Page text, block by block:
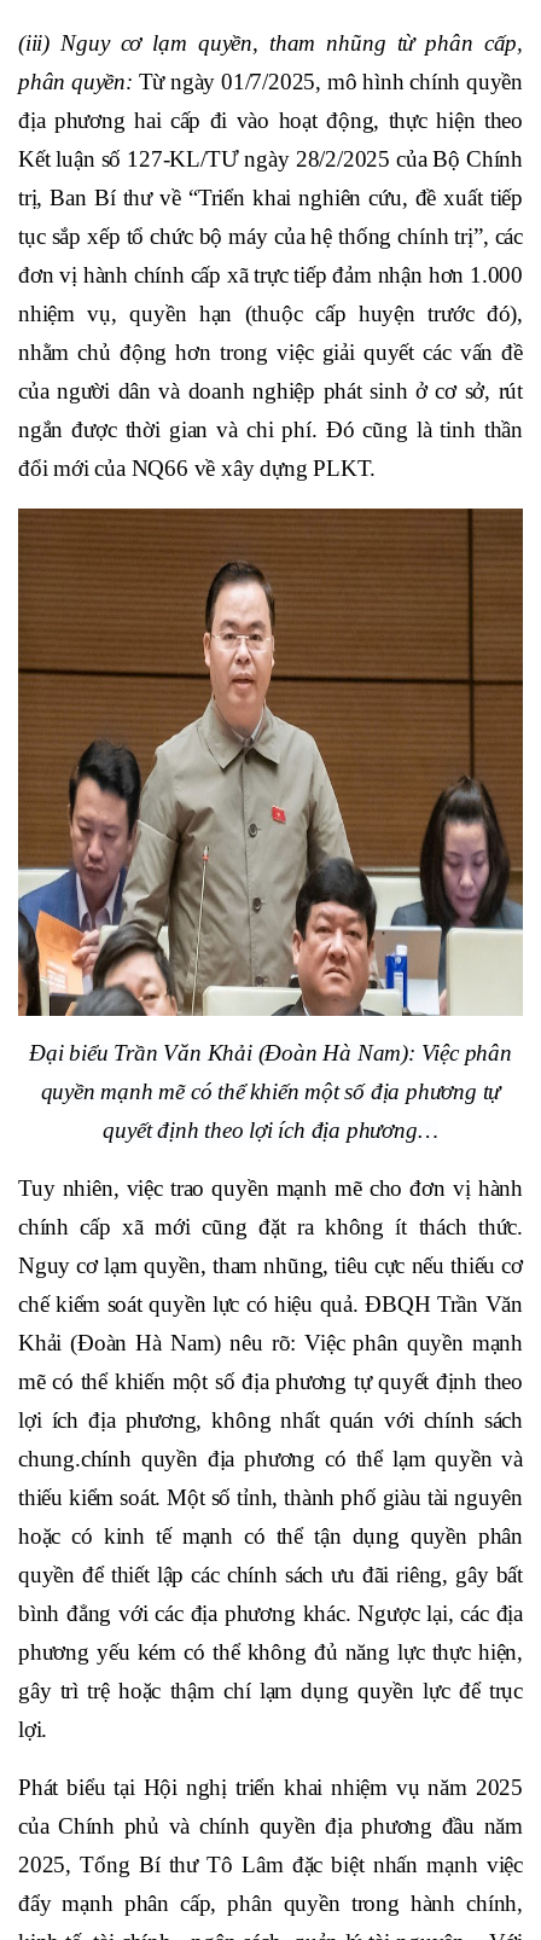
(iii) Nguy cơ lạm quyền, tham nhũng từ phân cấp,
phân quyền: Từ ngày 01/7/2025, mô hình chính quyền
địa phương hai cấp đi vào hoạt động, thực hiện theo
Kết luận số 127-KL/TƯ ngày 28/2/2025 của Bộ Chính
trị, Ban Bí thư về “Triển khai nghiên cứu, đề xuất tiếp
tục sắp xếp tổ chức bộ máy của hệ thống chính trị”, các
đơn vị hành chính cấp xã trực tiếp đảm nhận hơn 1.000
nhiệm vụ, quyền hạn (thuộc cấp huyện trước đó),
nhằm chủ động hơn trong việc giải quyết các vấn đề
của người dân và doanh nghiệp phát sinh ở cơ sở, rút
ngắn được thời gian và chi phí. Đó cũng là tinh thần
đổi mới của NQ66 về xây dựng PLKT.
Đại biểu Trần Văn Khải (Đoàn Hà Nam): Việc phân
quyền mạnh mẽ có thể khiến một số địa phương tự
quyết định theo lợi ích địa phương…
Tuy nhiên, việc trao quyền mạnh mẽ cho đơn vị hành
chính cấp xã mới cũng đặt ra không ít thách thức.
Nguy cơ lạm quyền, tham nhũng, tiêu cực nếu thiếu cơ
chế kiểm soát quyền lực có hiệu quả. ĐBQH Trần Văn
Khải (Đoàn Hà Nam) nêu rõ: Việc phân quyền mạnh
mẽ có thể khiến một số địa phương tự quyết định theo
lợi ích địa phương, không nhất quán với chính sách
chung.chính quyền địa phương có thể lạm quyền và
thiếu kiểm soát. Một số tỉnh, thành phố giàu tài nguyên
hoặc có kinh tế mạnh có thể tận dụng quyền phân
quyền để thiết lập các chính sách ưu đãi riêng, gây bất
bình đẳng với các địa phương khác. Ngược lại, các địa
phương yếu kém có thể không đủ năng lực thực hiện,
gây trì trệ hoặc thậm chí lạm dụng quyền lực để trục
lợi.
Phát biểu tại Hội nghị triển khai nhiệm vụ năm 2025
của Chính phủ và chính quyền địa phương đầu năm
2025, Tổng Bí thư Tô Lâm đặc biệt nhấn mạnh việc
đẩy mạnh phân cấp, phân quyền trong hành chính,